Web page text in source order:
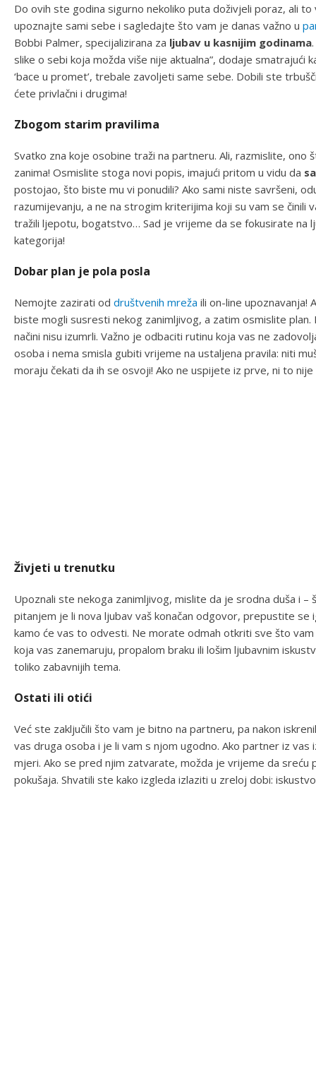
Do ovih ste godina sigurno nekoliko puta doživjeli poraz, ali
upoznajte sami sebe i sagledajte što vam je danas važno u
Bobbi Palmer, specijalizirana za ljubav u kasnijim godinama
slike o sebi koja možda više nije aktualna”, dodaje
‘bace u promet’, trebale zavoljeti same sebe. Dobili ste
ćete privlačni i drugima!
Zbogom starim pravilima
Svatko zna koje osobine traži na partneru. Ali, razmislite,
zanima! Osmislite stoga novi popis, imajući pritom u vidu da
postojao, što biste mu vi ponudili? Ako sami niste savršeni,
razumijevanju, a ne na strogim kriterijima koji su vam se
tražili ljepotu, bogatstvo… Sad je vrijeme da se fokusirate na
kategorija!
Dobar plan je pola posla
Nemojte zazirati od društvenih mreža ili on-line upoznavanja!
biste mogli susresti nekog zanimljivog, a zatim osmislite
načini nisu izumrli. Važno je odbaciti rutinu koja vas ne
osoba i nema smisla gubiti vrijeme na ustaljena pravila: niti
moraju čekati da ih se osvoji! Ako ne uspijete iz prve, ni to
Živjeti u trenutku
Upoznali ste nekoga zanimljivog, mislite da je srodna duša i
pitanjem je li nova ljubav vaš konačan odgovor, prepustite
kamo će vas to odvesti. Ne morate odmah otkriti sve što
koja vas zanemaruju, propalom braku ili lošim ljubavnim
toliko zabavnijih tema.
Ostati ili otići
Već ste zaključili što vam je bitno na partneru, pa nakon
vas druga osoba i je li vam s njom ugodno. Ako partner iz
mjeri. Ako se pred njim zatvarate, možda je vrijeme da
pokušaja. Shvatili ste kako izgleda izlaziti u zreloj dobi: